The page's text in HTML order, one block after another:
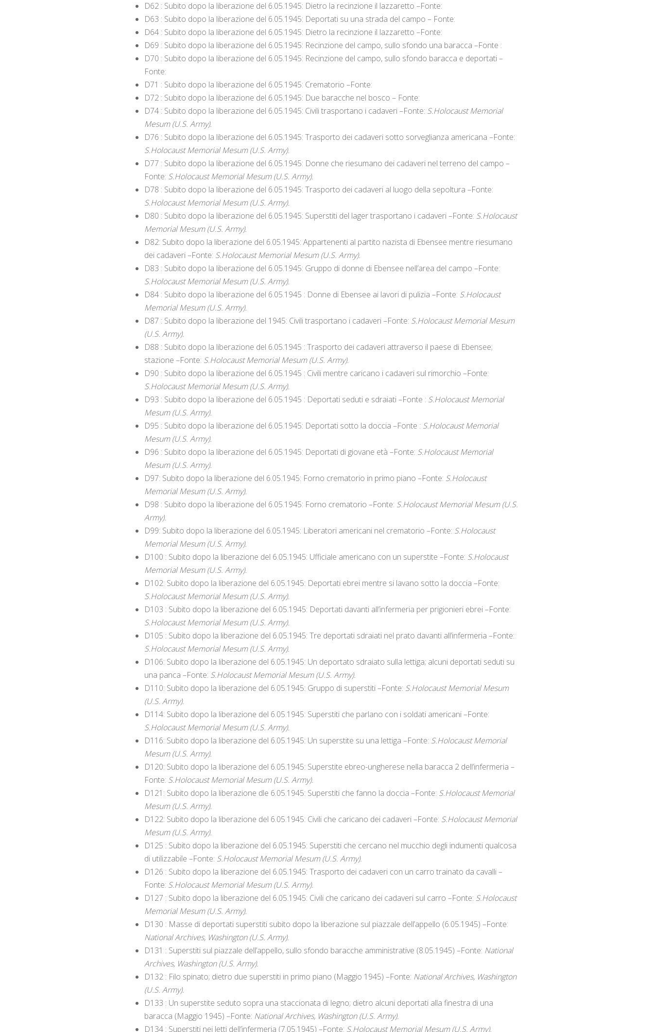
D62 : Subito dopo la liberazione del 6.05.1945: Dietro la recinzione il lazzaretto –Fonte:
D63 : Subito dopo la liberazione del 6.05.1945: Deportati su una strada del campo – Fonte:
D64 : Subito dopo la liberazione del 6.05.1945: Dietro la recinzione il lazzaretto –Fonte:
D69 : Subito dopo la liberazione del 6.05.1945: Recinzione del campo, sullo sfondo una baracca –Fonte :
D70 : Subito dopo la liberazione del 6.05.1945: Recinzione del campo, sullo sfondo baracca e deportati –
Fonte:
D71 : Subito dopo la liberazione del 6.05.1945: Crematorio –Fonte:
D72 : Subito dopo la liberazione del 6.05.1945: Due baracche nel bosco – Fonte:
D74 : Subito dopo la liberazione del 6.05.1945: Civili trasportano i cadaveri –Fonte: S.Holocaust Memorial
Mesum (U.S. Army).
D76 : Subito dopo la liberazione del 6.05.1945: Trasporto dei cadaveri sotto sorveglianza americana –Fonte:
S.Holocaust Memorial Mesum (U.S. Army).
D77 : Subito dopo la liberazione del 6.05.1945: Donne che riesumano dei cadaveri nel terreno del campo –
Fonte: S.Holocaust Memorial Mesum (U.S. Army).
D78 : Subito dopo la liberazione del 6.05.1945: Trasporto dei cadaveri al luogo della sepoltura –Fonte:
S.Holocaust Memorial Mesum (U.S. Army).
D80 : Subito dopo la liberazione del 6.05.1945: Superstiti del lager trasportano i cadaveri –Fonte: S.Holocaust
Memorial Mesum (U.S. Army).
D82: Subito dopo la liberazione del 6.05.1945: Appartenenti al partito nazista di Ebensee mentre riesumano
dei cadaveri –Fonte: S.Holocaust Memorial Mesum (U.S. Army).
D83 : Subito dopo la liberazione del 6.05.1945: Gruppo di donne di Ebensee nell’area del campo –Fonte:
S.Holocaust Memorial Mesum (U.S. Army).
D84 : Subito dopo la liberazione del 6.05.1945 : Donne di Ebensee ai lavori di pulizia –Fonte: S.Holocaust
Memorial Mesum (U.S. Army).
D87 : Subito dopo la liberazione del 1945: Civili trasportano i cadaveri –Fonte: S.Holocaust Memorial Mesum
(U.S. Army).
D88 : Subito dopo la liberazione del 6.05.1945 : Trasporto dei cadaveri attraverso il paese di Ebensee;
stazione –Fonte: S.Holocaust Memorial Mesum (U.S. Army).
D90 : Subito dopo la liberazione del 6.05.1945 : Civili mentre caricano i cadaveri sul rimorchio –Fonte:
S.Holocaust Memorial Mesum (U.S. Army).
D93 : Subito dopo la liberazione del 6.05.1945 : Deportati seduti e sdraiati –Fonte : S.Holocaust Memorial
Mesum (U.S. Army).
D95 : Subito dopo la liberazione del 6.05.1945: Deportati sotto la doccia –Fonte : S.Holocaust Memorial
Mesum (U.S. Army).
D96 : Subito dopo la liberazione del 6.05.1945: Deportati di giovane età –Fonte: S.Holocaust Memorial
Mesum (U.S. Army).
D97: Subito dopo la liberazione del 6.05.1945: Forno crematorio in primo piano –Fonte: S.Holocaust
Memorial Mesum (U.S. Army).
D98 : Subito dopo la liberazione del 6.05.1945: Forno crematorio –Fonte: S.Holocaust Memorial Mesum (U.S.
Army).
D99: Subito dopo la liberazione del 6.05.1945: Liberatori americani nel crematorio –Fonte: S.Holocaust
Memorial Mesum (U.S. Army).
D100 : Subito dopo la liberazione del 6.05.1945: Ufficiale americano con un superstite –Fonte: S.Holocaust
Memorial Mesum (U.S. Army).
D102: Subito dopo la liberazione del 6.05.1945: Deportati ebrei mentre si lavano sotto la doccia –Fonte:
S.Holocaust Memorial Mesum (U.S. Army).
D103 : Subito dopo la liberazione del 6.05.1945: Deportati davanti all’infermeria per prigionieri ebrei –Fonte:
S.Holocaust Memorial Mesum (U.S. Army).
D105 : Subito dopo la liberazione del 6.05.1945: Tre deportati sdraiati nel prato davanti all’infermeria –Fonte:
S.Holocaust Memorial Mesum (U.S. Army).
D106: Subito dopo la liberazione del 6.05.1945: Un deportato sdraiato sulla lettiga; alcuni deportati seduti su
una panca –Fonte: S.Holocaust Memorial Mesum (U.S. Army).
D110: Subito dopo la liberazione del 6.05.1945: Gruppo di superstiti –Fonte: S.Holocaust Memorial Mesum
(U.S. Army).
D114: Subito dopo la liberazione del 6.05.1945: Superstiti che parlano con i soldati americani –Fonte:
S.Holocaust Memorial Mesum (U.S. Army).
D116: Subito dopo la liberazione del 6.05.1945: Un superstite su una lettiga –Fonte: S.Holocaust Memorial
Mesum (U.S. Army).
D120: Subito dopo la liberazione del 6.05.1945: Superstite ebreo-ungherese nella baracca 2 dell’infermeria –
Fonte: S.Holocaust Memorial Mesum (U.S. Army).
D121: Subito dopo la liberazione dle 6.05.1945: Superstiti che fanno la doccia –Fonte: S.Holocaust Memorial
Mesum (U.S. Army).
D122: Subito dopo la liberazione del 6.05.1945: Civili che caricano dei cadaveri –Fonte: S.Holocaust Memorial
Mesum (U.S. Army).
D125 : Subito dopo la liberazione del 6.05.1945: Superstiti che cercano nel mucchio degli indumenti qualcosa
di utilizzabile –Fonte: S.Holocaust Memorial Mesum (U.S. Army).
D126 : Subito dopo la liberazione del 6.05.1945: Trasporto dei cadaveri con un carro trainato da cavalli –
Fonte: S.Holocaust Memorial Mesum (U.S. Army).
D127 : Subito dopo la liberazione del 6.05.1945: Civili che caricano dei cadaveri sul carro –Fonte: S.Holocaust
Memorial Mesum (U.S. Army).
D130 : Masse di deportati superstiti subito dopo la liberazione sul piazzale dell’appello (6.05.1945) –Fonte:
National Archives, Washington (U.S. Army).
D131 : Superstiti sul piazzale dell’appello, sullo sfondo baracche amministrative (8.05.1945) –Fonte: National
Archives, Washington (U.S. Army).
D132 : Filo spinato; dietro due superstiti in primo piano (Maggio 1945) –Fonte: National Archives, Washington
(U.S. Army).
D133 : Un superstite seduto sopra una staccionata di legno; dietro alcuni deportati alla finestra di una
baracca (Maggio 1945) –Fonte: National Archives, Washington (U.S. Army).
D134 : Superstiti nei letti dell’infermeria (7.05.1945) –Fonte: S.Holocaust Memorial Mesum (U.S. Army).